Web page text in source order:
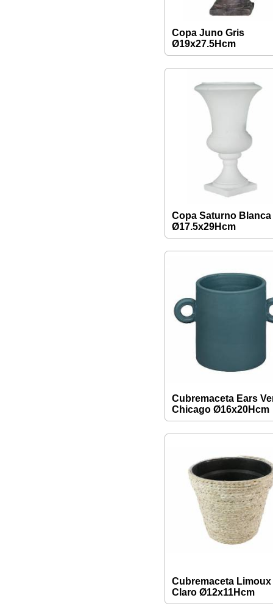
Copa Juno Gris
Ø19x27.5Hcm
Copa Saturno Blanca
Ø17.5x29Hcm
Cubremaceta Ears
Chicago Ø16x20Hcm
Cubremaceta Limoux
Claro Ø12x11Hcm